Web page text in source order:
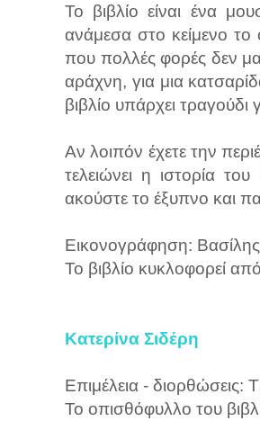
Το βιβλίο είναι ένα
ανάμεσα στο κείμενο
που πολλές φορές δεν
αράχνη, για μια
βιβλίο υπάρχει τραγούδι
Αν λοιπόν έχετε την
τελειώνει η ιστορία
ακούστε το έξυπνο και
Εικονογράφηση:
Το βιβλίο κυκλοφορεί
Κατερίνα Σιδέρη
Επιμέλεια - διορθώσεις:
Το οπισθόφυλλο του